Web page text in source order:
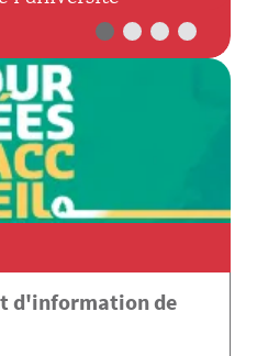
d'information de